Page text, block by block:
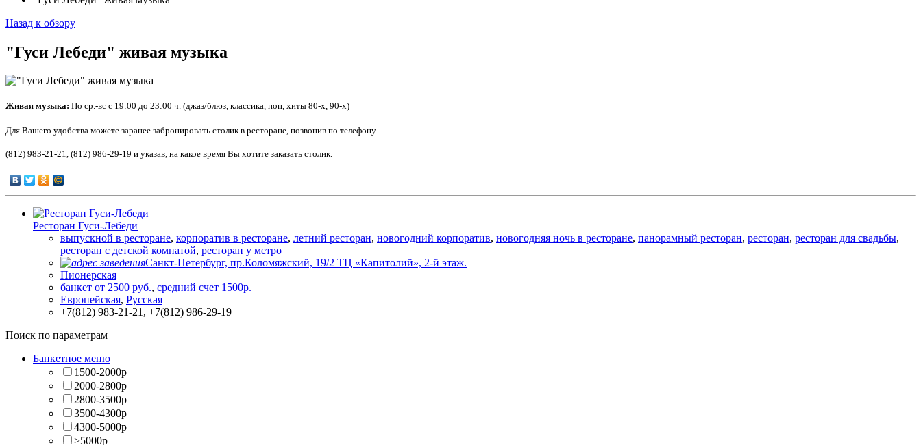
Назад к обзору
"Гуси Лебеди" живая музыка
Живая музыка: По ср.-вс с 19:00 до 23:00 ч. (джаз/блюз, классика, поп, хиты 80-х, 90-х)
Для Вашего удобства можете заранее забронировать столик в ресторане, позвонив по телефону
(812) 983-21-21, (812) 986-29-19 и указав, на какое время Вы хотите заказать столик.
Ресторан Гуси-Лебеди
выпускной в ресторане, корпоратив в ресторане, летний ресторан, новогодний корпоратив, новогодняя ночь в ресторане, панорамный ресторан, ресторан, ресторан для свадьбы,
ресторан с детской комнатой, ресторан у метро
Санкт-Петербург, пр.Коломяжский, 19/2 ТЦ «Капитолий», 2-й этаж.
Пионерская
банкет от 2500 руб., средний счет 1500р.
Европейская, Русская
+7(812) 983-21-21, +7(812) 986-29-19
Поиск по параметрам
Банкетное меню
1500-2000р
2000-2800р
2800-3500р
3500-4300р
4300-5000р
>5000р